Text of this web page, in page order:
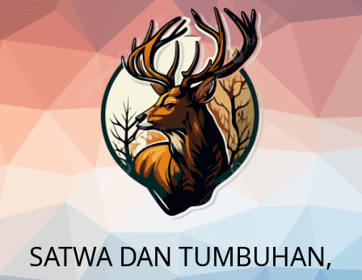
content
SATWA DAN TUMBUHAN,